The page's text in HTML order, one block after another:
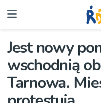
Jest nowy
wschodnią
Tarnowa.